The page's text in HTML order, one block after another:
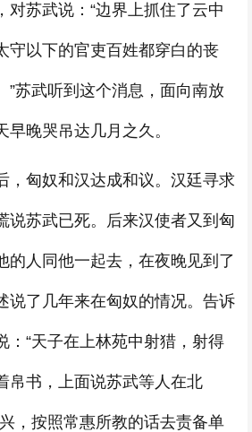
对苏武说：“边界上抓住了云中
守以下的官吏百姓都穿白的丧
”苏武听到这个消息，面向南放
晚哭吊达几月之久。
，匈奴和汉达成和议。汉廷寻求
说苏武已死。后来汉使者又到匈
的人同他一起去，在夜晚见到了
说了几年来在匈奴的情况。告诉
：“天子在上林苑中射猎，射得
帛书，上面说苏武等人在北
，按照常惠所教的话去责备单